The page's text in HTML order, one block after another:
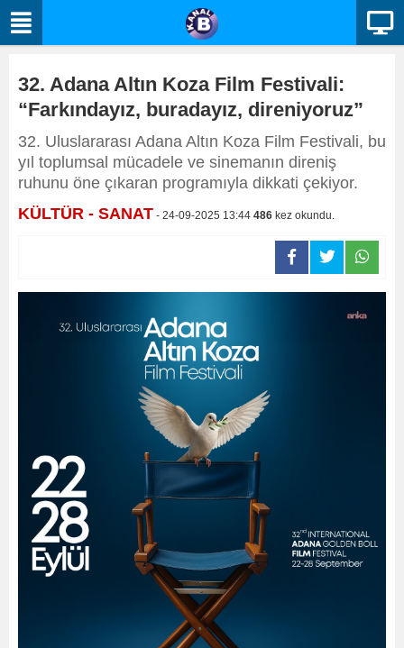
32. Adana Altın Koza Film Festivali:
“Farkındayız, buradayız, direniyoruz”
32. Uluslararası Adana Altın Koza Film Festivali, bu
yıl toplumsal mücadele ve sinemanın direniş
ruhunu öne çıkaran programıyla dikkati çekiyor.
KÜLTÜR - SANAT - 24-09-2025 13:44 486 kez okundu.